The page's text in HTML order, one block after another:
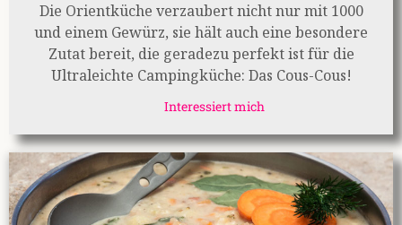
Die Orientküche verzaubert nicht nur mit 1000
und einem Gewürz, sie hält auch eine besondere
Zutat bereit, die geradezu perfekt ist für die
Ultraleichte Campingküche: Das Cous-Cous!
Interessiert mich